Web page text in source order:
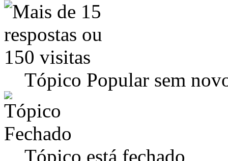
Tópico Popular sem
Tópico está fechado